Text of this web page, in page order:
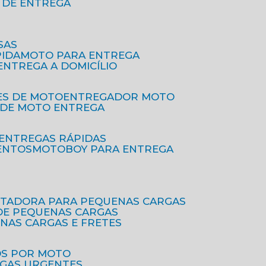
DE ENTREGA
MOTO PARA ENTREGA
ENTREGA A DOMICÍLIO
DE MOTO
ENTREGADOR MOTO
DE MOTO ENTREGA
ENTREGAS RÁPIDAS
MOTOBOY PARA ENTREGA
PARA PEQUENAS CARGAS
PEQUENAS CARGAS
CARGAS E FRETES
POR MOTO